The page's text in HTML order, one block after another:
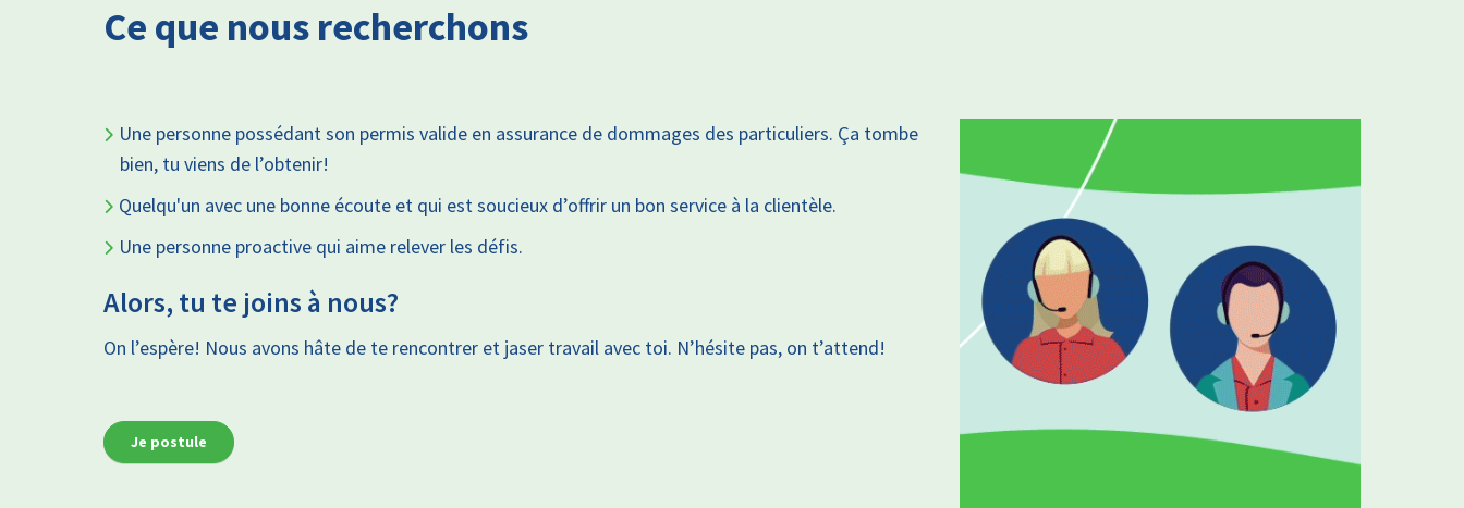
Ce que nous recherchons
Une personne possédant son permis valide en assurance de dommages des particuliers. Ça tombe
bien, tu viens de l’obtenir!
Quelqu'un avec une bonne écoute et qui est soucieux d’offrir un bon service à la clientèle.
Une personne proactive qui aime relever les défis.
Alors, tu te joins à nous?
On l’espère! Nous avons hâte de te rencontrer et jaser travail avec toi. N’hésite pas, on t’attend!
Je postule